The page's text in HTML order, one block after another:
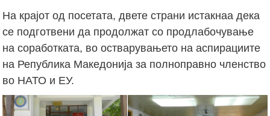
На крајот од посетата, двете страни истакнаа дека
се подготвени да продолжат со продлабочување
на соработката, во остварувањето на аспирациите
на Република Македонија за полноправно членство
во НАТО и ЕУ.